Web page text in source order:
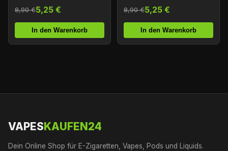
8,90 €5,25 €
In den Warenkorb
8,90 €5,25 €
In den Warenkorb
VAPES KAUFEN24
Dein Online Shop für E-Zigaretten, Vapes, Pods und Liquids.